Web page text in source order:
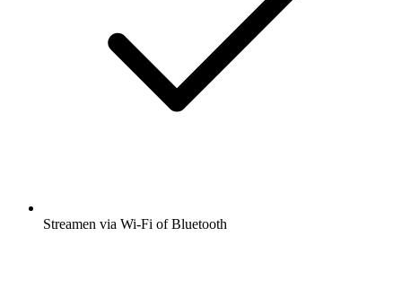
Streamen via Wi-Fi of Bluetooth